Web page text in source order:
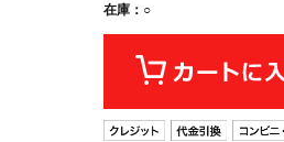
在庫：○